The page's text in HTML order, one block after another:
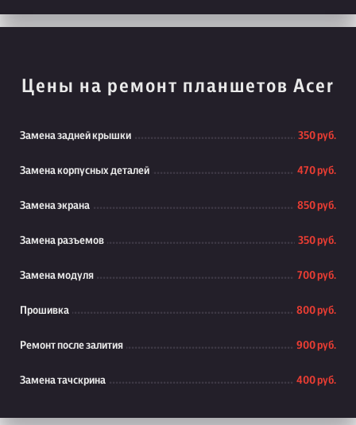
Цены на ремонт планшетов Acer
Замена задней крышки 350 руб.
Замена корпусных деталей 470 руб.
Замена экрана 850 руб.
Замена разъемов 350 руб.
Замена модуля 700 руб.
Прошивка 800 руб.
Ремонт после залития 900 руб.
Замена тачскрина 400 руб.